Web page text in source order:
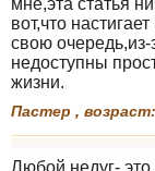
вот,что
свою очередь,из-
недоступны
жизни.
Пастер , возраст:
Любой недуг- это